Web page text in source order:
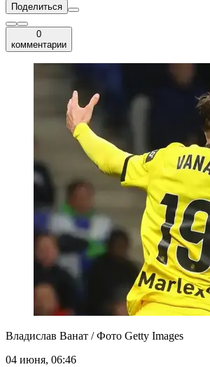
Поделиться
0
комментарии
Владислав Ванат / Фото Getty Images
04 июня, 06:46